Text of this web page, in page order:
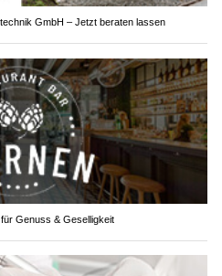
GmbH – Jetzt beraten lassen
Genuss & Geselligkeit